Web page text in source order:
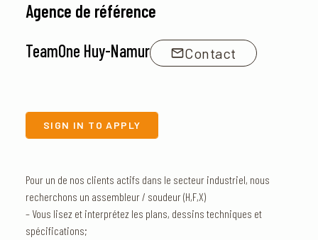
Agence de référence
TeamOne Huy-Namur
Contact
SIGN IN TO APPLY
Pour un de nos clients actifs dans le secteur industriel, nous
recherchons un assembleur / soudeur (H,F,X)
– Vous lisez et interprétez les plans, dessins techniques et
spécifications;